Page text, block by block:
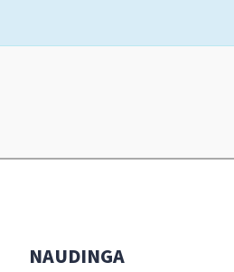
NAUDINGA